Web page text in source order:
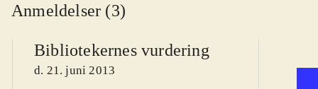
Anmeldelser (3)
Bibliotekernes vurdering
d. 21. juni 2013